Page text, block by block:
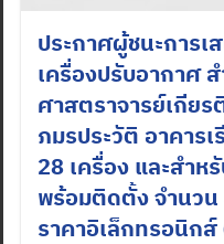
ประกาศผู้ชนะการเ
เครื่องปรับอากาศ
ศาสตราจารย์เกี
ภมรประวัติ อาคาร
28 เครื่อง และสำ
พร้อมติดตั้ง จำนวน
ราคาอิเล็กทรอนิก